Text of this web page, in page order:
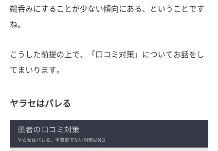
鵜呑みにすることが少ない傾向にある、ということです
ね。
こうした前提の上で、「口コミ対策」についてお話をし
てまいります。
ヤラセはバレる